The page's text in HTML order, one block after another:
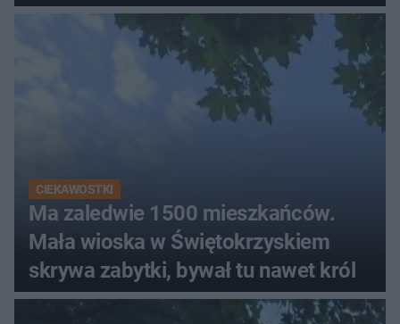
CIEKAWOSTKI
Ma zaledwie 1500 mieszkańców.
Mała wioska w Świętokrzyskiem
skrywa zabytki, bywał tu nawet król